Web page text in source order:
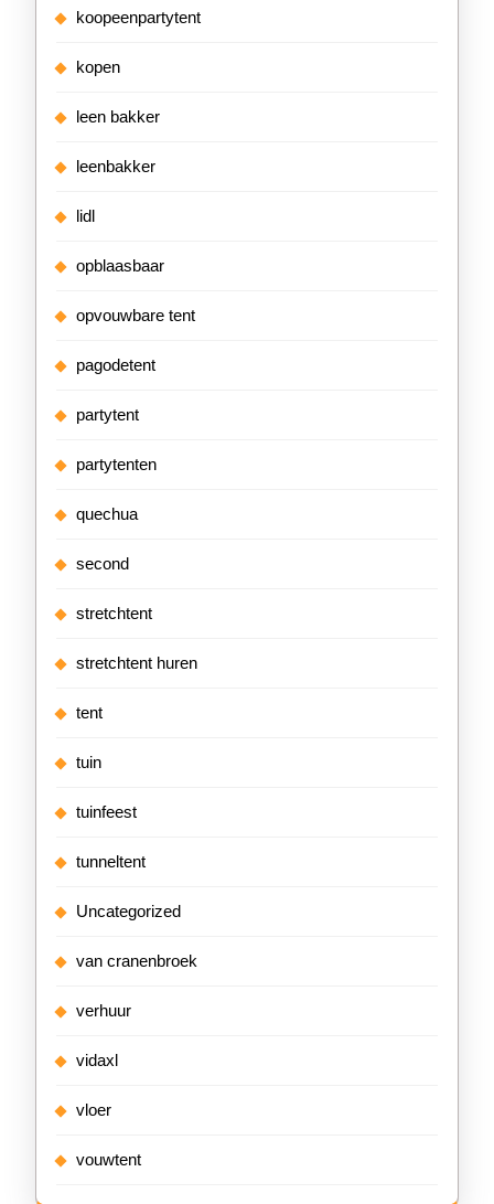
koopeenpartytent
kopen
leen bakker
leenbakker
lidl
opblaasbaar
opvouwbare tent
pagodetent
partytent
partytenten
quechua
second
stretchtent
stretchtent huren
tent
tuin
tuinfeest
tunneltent
Uncategorized
van cranenbroek
verhuur
vidaxl
vloer
vouwtent